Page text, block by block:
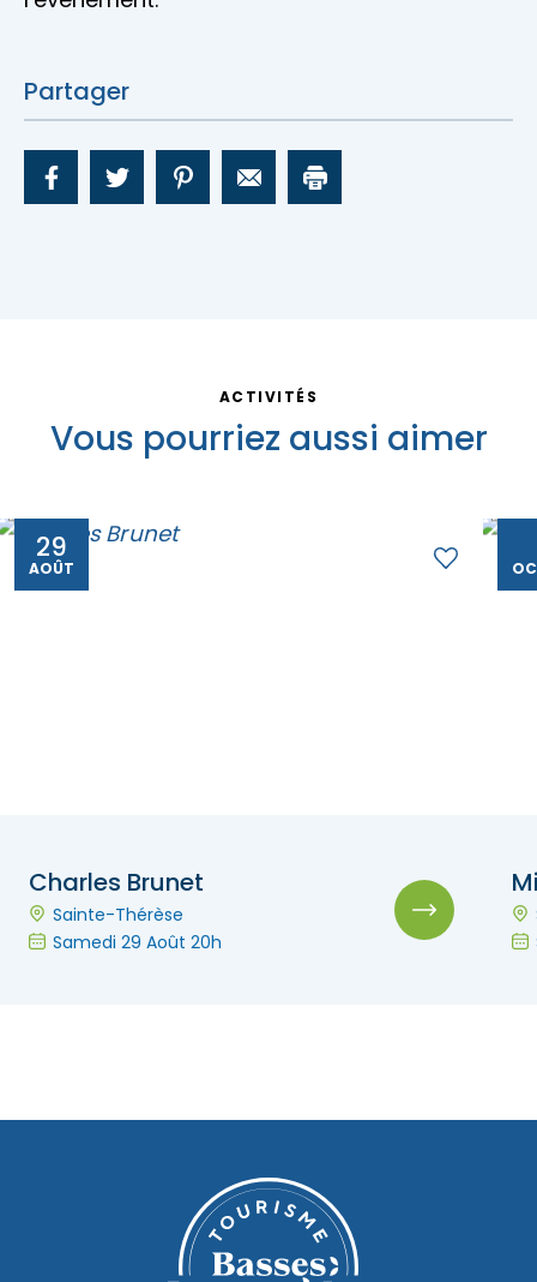
Partager
ACTIVITÉS
Vous pourriez aussi aimer
Charles Brunet
Sainte-Thérèse
Samedi 29 Août 20h
29
AOÛT